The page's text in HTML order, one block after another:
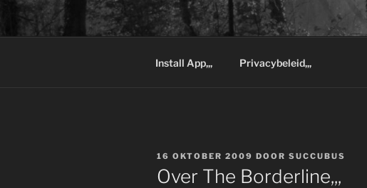
Install App,,, Privacybeleid,,,
GEPLAATST
OP
16 OKTOBER 2009 DOOR SUCCUBUS
Over The Borderline,,,